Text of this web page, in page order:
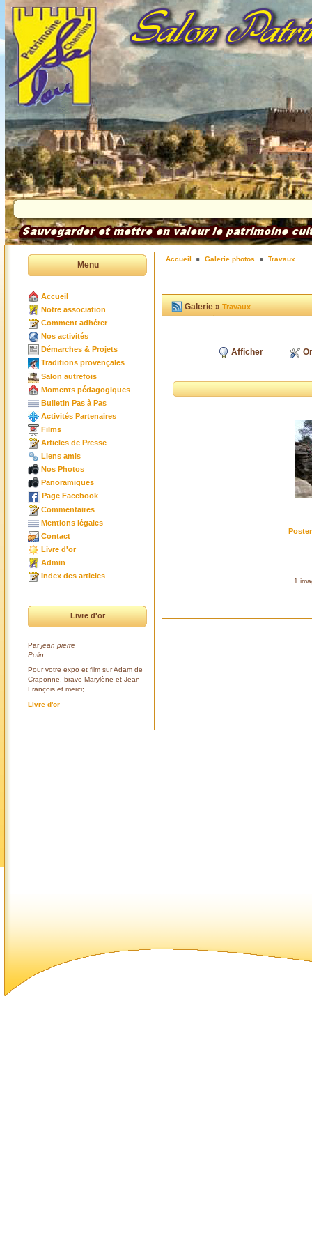
Menu
Accueil
Notre association
Comment adhérer
Nos activités
Démarches & Projets
Traditions provençales
Salon autrefois
Moments pédagogiques
Bulletin Pas à Pas
Activités Partenaires
Films
Articles de Presse
Liens amis
Nos Photos
Panoramiques
Page Facebook
Commentaires
Mentions légales
Contact
Livre d'or
Admin
Index des articles
Livre d'or
Parjean pierre
Polin
Pour votre expo et film sur Adam de
Craponne, bravo Marylène et Jean
François et merci;
Livre d'or
Accueil Galerie photos Travaux
Galerie »Travaux
Afficher
1